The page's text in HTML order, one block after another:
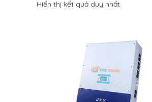
Hiển thị kết quả duy nhất